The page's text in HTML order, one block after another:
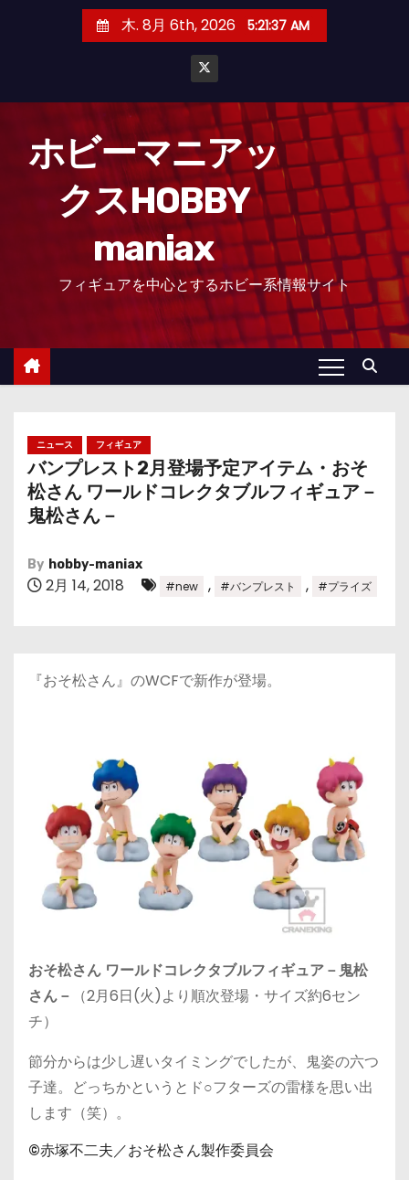
木. 8月 6th, 2026 5:21:38 AM
ホビーマニアッ
クスHOBBY
maniax
フィギュアを中心とするホビー系情報サイト
ニュース フィギュア
バンプレスト2月登場予定アイテム・おそ
松さん ワールドコレクタブルフィギュア－
鬼松さん－
By hobby-maniax
2月 14, 2018 #new , #バンプレスト , #プライズ
『おそ松さん』のWCFで新作が登場。
おそ松さん ワールドコレクタブルフィギュア－鬼松
さん－ （2月6日(火)より順次登場・サイズ約6セン
チ）
節分からは少し遅いタイミングでしたが、鬼姿の六つ
子達。どっちかというとド○フターズの雷様を思い出
します（笑）。
©赤塚不二夫／おそ松さん製作委員会